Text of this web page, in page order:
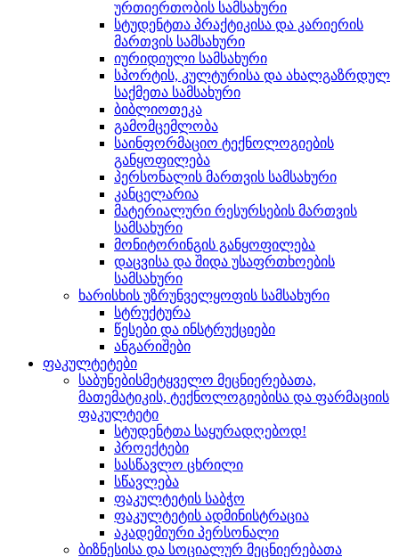
ურთიერთობის სამსახური
სტუდენტთა პრაქტიკისა და კარიერის
მართვის სამსახური
იურიდიული სამსახური
სპორტის, კულტურისა და ახალგაზრდულ
საქმეთა სამსახური
ბიბლიოთეკა
გამომცემლობა
საინფორმაციო ტექნოლოგიების
განყოფილება
პერსონალის მართვის სამსახური
კანცელარია
მატერიალური რესურსების მართვის
სამსახური
მონიტორინგის განყოფილება
დაცვისა და შიდა უსაფრთხოების
სამსახური
ხარისხის უზრუნველყოფის სამსახური
სტრუქტურა
წესები და ინსტრუქციები
ანგარიშები
ფაკულტეტები
საბუნებისმეტყველო მეცნიერებათა,
მათემატიკის, ტექნოლოგიებისა და ფარმაციის
ფაკულტეტი
სტუდენტთა საყურადღებოდ!
პროექტები
სასწავლო ცხრილი
სწავლება
ფაკულტეტის საბჭო
ფაკულტეტის ადმინისტრაცია
აკადემიური პერსონალი
ბიზნესისა და სოციალურ მეცნიერებათა